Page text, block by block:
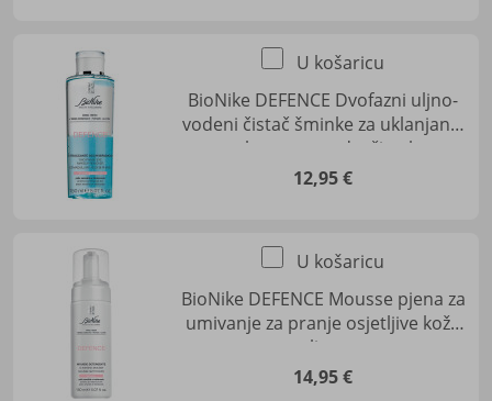
BioNike DEFENCE Dvofazni uljno-
vodeni čistač šminke za uklanjanje
make-upa s područja oka
12,95 €
U košaricu
BioNike DEFENCE Mousse pjena za
umivanje za pranje osjetljive kože
lica
14,95 €
U košaricu